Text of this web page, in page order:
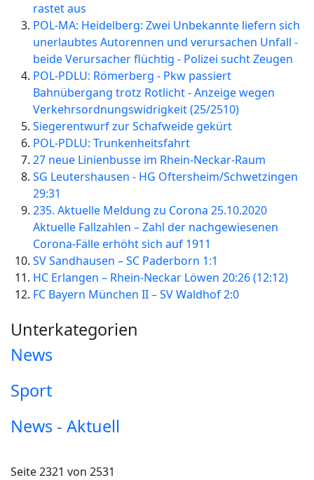
rastet aus
POL-MA: Heidelberg: Zwei Unbekannte liefern sich
unerlaubtes Autorennen und verursachen Unfall -
beide Verursacher flüchtig - Polizei sucht Zeugen
POL-PDLU: Römerberg - Pkw passiert
Bahnübergang trotz Rotlicht - Anzeige wegen
Verkehrsordnungswidrigkeit (25/2510)
Siegerentwurf zur Schafweide gekürt
POL-PDLU: Trunkenheitsfahrt
27 neue Linienbusse im Rhein-Neckar-Raum
SG Leutershausen - HG Oftersheim/Schwetzingen
29:31
235. Aktuelle Meldung zu Corona 25.10.2020
Aktuelle Fallzahlen – Zahl der nachgewiesenen
Corona-Fälle erhöht sich auf 1911
SV Sandhausen – SC Paderborn 1:1
HC Erlangen – Rhein-Neckar Löwen 20:26 (12:12)
FC Bayern München II – SV Waldhof 2:0
Unterkategorien
News
Sport
News - Aktuell
Seite 2321 von 2531